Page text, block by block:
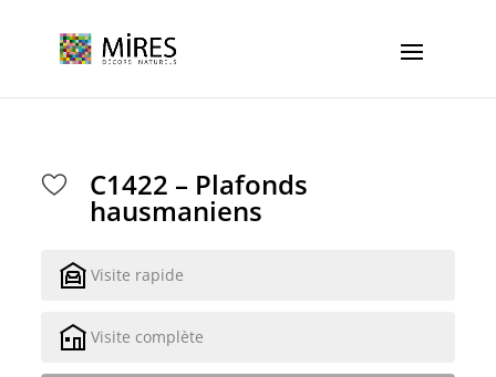
C1422 – Plafonds
hausmaniens
Visite rapide
Visite complète